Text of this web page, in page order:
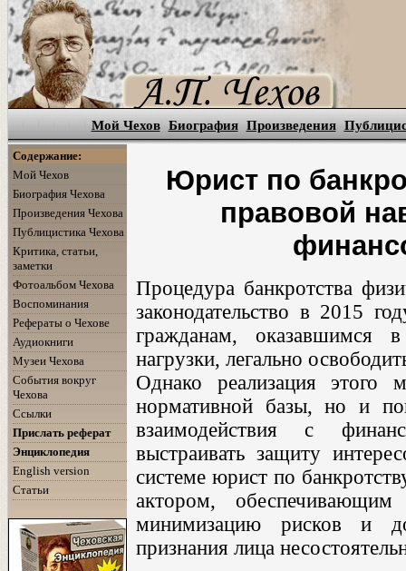
Мой Чехов Биография Произведения
Содержание:
Мой Чехов
Биография Чехова
Произведения Чехова
Публицистика Чехова
Критика, статьи,
заметки
Фотоальбом Чехова
Воспоминания
Рефераты о Чехове
Аудиокниги
Музеи Чехова
События вокруг
Чехова
Ссылки
Прислать реферат
Энциклопедия
English version
Статьи
Юрист по
правовой
Процедура банкротства
законодательство в 2015
гражданам, оказавшимся
нагрузки, легально
Однако реализация этого
нормативной базы, но и
взаимодействия с
выстраивать защиту
системе юрист по
актором,
минимизацию рисков и
признания лица